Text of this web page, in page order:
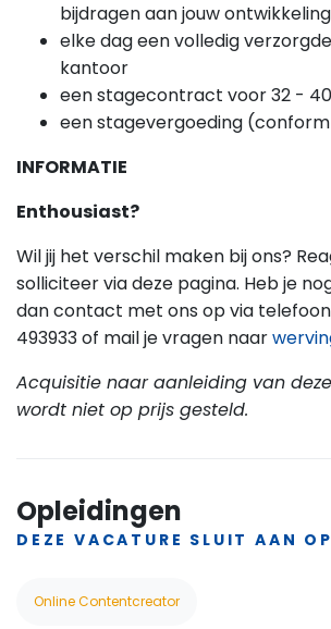
bijdragen aan jouw ontwikkeling
elke dag een volledig
kantoor
een stagecontract voor 32 -
een stagevergoeding (conform
INFORMATIE
Enthousiast?
Wil jij het verschil maken bij ons?
solliciteer via deze pagina. Heb je
dan contact met ons op via
493933 of mail je vragen naar
Acquisitie naar aanleiding van
wordt niet op prijs gesteld.
Opleidingen
DEZE VACATURE SLUIT AAN
Online Contentcreator